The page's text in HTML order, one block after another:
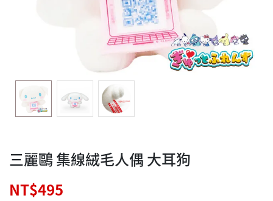
三麗鷗 集線絨毛人偶 大耳狗
NT$495